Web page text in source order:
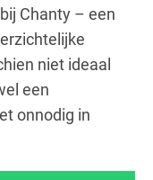
Chanty – een
niet ideaal
een
onnodig in